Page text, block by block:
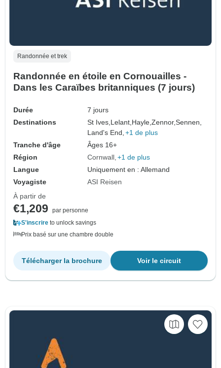
Randonnée et trek
Randonnée en étoile en Cornouailles -
Dans les Caraïbes britanniques (7 jours)
Durée
7 jours
Destinations
St Ives, Lelant, Hayle,Zennor,Sennen,
Land's End, +1 de plus
Tranche d'âge
Âges 16+
Région
Cornwall +1 de plus
Langue
Uniquement en : Allemand
Voyagiste
ASI Reisen
À partir de
€1,209
par personne
S'inscrire to unlock savings
Prix basé sur une chambre double
Voir le circuit
Télécharger la brochure